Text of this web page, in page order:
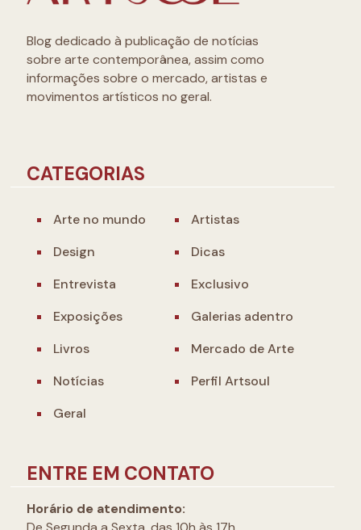
Blog dedicado à publicação de notícias
sobre arte contemporânea, assim como
informações sobre o mercado, artistas e
movimentos artísticos no geral.
CATEGORIAS
Arte no mundo
Artistas
Design
Dicas
Entrevista
Exclusivo
Exposições
Galerias adentro
Livros
Mercado de Arte
Notícias
Perfil Artsoul
Geral
ENTRE EM CONTATO
Horário de atendimento: